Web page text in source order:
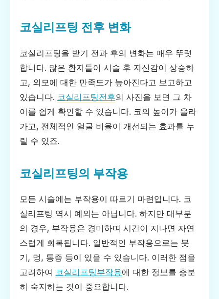
코실리프팅 전후 변화
코실리프팅을 받기 전과 후의 변화는 매우 뚜렷
합니다. 많은 환자들이 시술 후 자신감이 상승하
고, 외모에 대한 만족도가 높아진다고 보고하고
있습니다. 코실리프팅전후의 사진을 보면 그 차
이를 쉽게 확인할 수 있습니다. 코의 높이가 올라
가고, 전체적인 얼굴 비율이 개선되는 효과를 누
릴 수 있죠.
코실리프팅의 부작용
모든 시술에는 부작용이 따르기 마련입니다. 코
실리프팅 역시 예외는 아닙니다. 하지만 대부분
의 경우, 부작용은 경미하며 시간이 지나면 자연
스럽게 회복됩니다. 일반적인 부작용으로는 붓
기, 멍, 통증 등이 있을 수 있습니다. 이러한 점을
고려하여 코실리프팅부작용에 대한 정보를 충분
히 숙지하는 것이 중요합니다.